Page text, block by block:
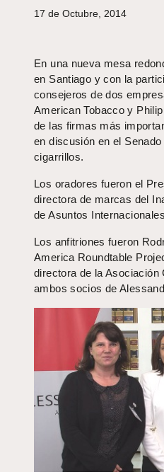
17 de Octubre, 2014
En una nueva mesa
en Santiago y con la
consejeros de dos
American Tobacco y
de las firmas más
en discusión en el
cigarrillos.
Los oradores fueron el
directora de marcas del
de Asuntos
Los anfitriones fueron
America Roundtable
directora de la Asociación
ambos socios de